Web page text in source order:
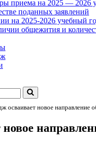
приема на 2025 — 2026
поданных заявлений
на 2025-2026 учебный
общежития и
осваивает новое направление